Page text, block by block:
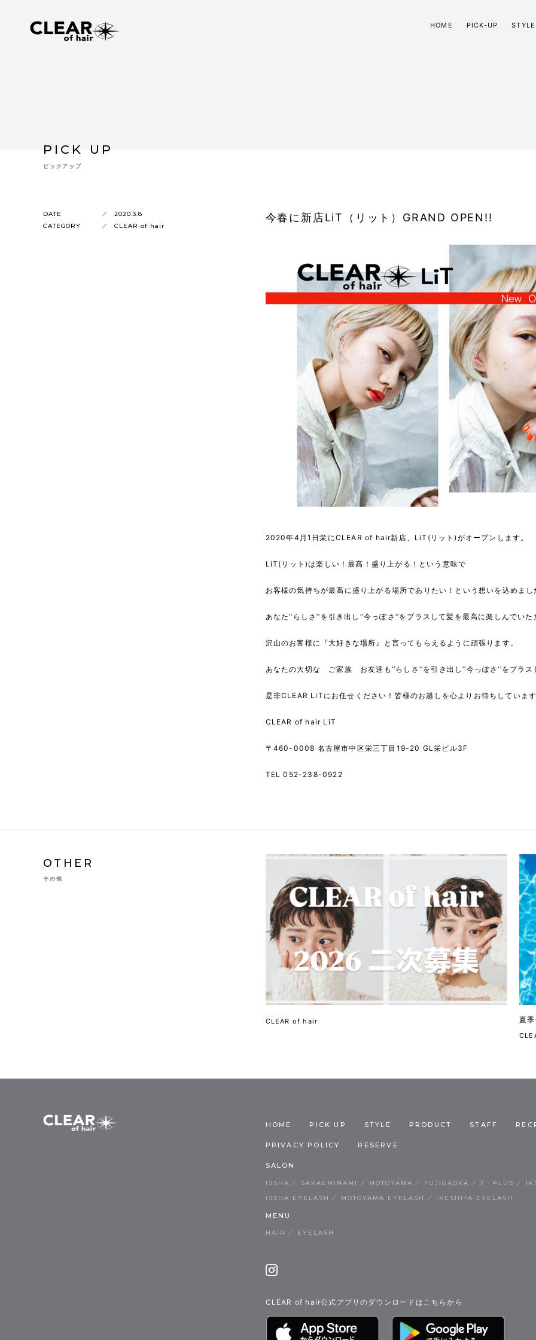
HOME PICK-UP STYLE
PICK UP
ピックアップ
DATE
2020.3.8
CATEGORY
CLEAR of hair
今春に新店LiT（リット）GRAND OPEN!!
2020年4月1日栄にCLEAR of hair新店、LiT(リット)がオープンします。
LiT(リット)は楽しい！最高！盛り上がる！という意味で
お客様の気持ちが最高に盛り上がる場所でありたい！という想いを込めまし
あなた‘’らしさ‘’を引き出し‘’今っぽさ‘’をプラスして髪を最高に楽しんでいた
沢山のお客様に『大好きな場所』と言ってもらえるように頑張ります。
あなたの大切な ご家族 お友達も‘’らしさ‘’を引き出し‘’今っぽさ‘’をプラス
是非CLEAR LiTにお任せください！皆様のお越しを心よりお待ちしています
CLEAR of hair LiT
〒460-0008 名古屋市中区栄三丁目19-20 GL栄ビル3F
TEL 052-238-0922
OTHER
その他
CLEAR of hair 夏
HOME PICK UP STYLE PRODUCT STAFF
PRIVACY POLICY RESERVE
SALON
ISSHA SAKAEMINAMI MOTOYAMA FUJIGAOKA F・PLUS
ISSHA EYELASH
MOTOYAMA EYELASH IKESHITA EYELASH
MENU
HAIR EYELASH
CLEAR of hair公式アプリのダウンロードはこちらから